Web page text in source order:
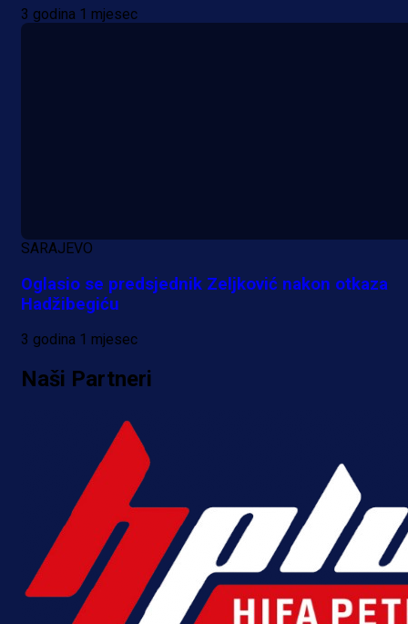
Da li je selektor zadovoljan: Evo
je Barbarez rekao o transferu
Alajbegovića u Juventus!
3 godina 1 mjesec
SARAJEVO
Oglasio se predsjednik Zeljković nakon otkaza
Hadžibegiću
3 godina 1 mjesec
Naši Partneri